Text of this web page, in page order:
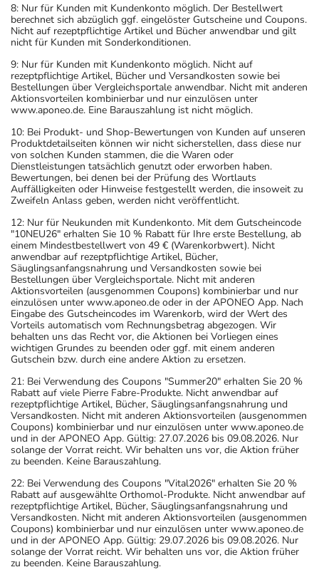
8: Nur für Kunden mit Kundenkonto möglich. Der Bestellwert
berechnet sich abzüglich ggf. eingelöster Gutscheine und Coupons.
Nicht auf rezeptpflichtige Artikel und Bücher anwendbar und gilt
nicht für Kunden mit Sonderkonditionen.
9: Nur für Kunden mit Kundenkonto möglich. Nicht auf
rezeptpflichtige Artikel, Bücher und Versandkosten sowie bei
Bestellungen über Vergleichsportale anwendbar. Nicht mit anderen
Aktionsvorteilen kombinierbar und nur einzulösen unter
www.aponeo.de. Eine Barauszahlung ist nicht möglich.
10: Bei Produkt- und Shop-Bewertungen von Kunden auf unseren
Produktdetailseiten können wir nicht sicherstellen, dass diese nur
von solchen Kunden stammen, die die Waren oder
Dienstleistungen tatsächlich genutzt oder erworben haben.
Bewertungen, bei denen bei der Prüfung des Wortlauts
Auffälligkeiten oder Hinweise festgestellt werden, die insoweit zu
Zweifeln Anlass geben, werden nicht veröffentlicht.
12: Nur für Neukunden mit Kundenkonto. Mit dem Gutscheincode
"10NEU26" erhalten Sie 10 % Rabatt für Ihre erste Bestellung, ab
einem Mindestbestellwert von 49 € (Warenkorbwert). Nicht
anwendbar auf rezeptpflichtige Artikel, Bücher,
Säuglingsanfangsnahrung und Versandkosten sowie bei
Bestellungen über Vergleichsportale. Nicht mit anderen
Aktionsvorteilen (ausgenommen Coupons) kombinierbar und nur
einzulösen unter www.aponeo.de oder in der APONEO App. Nach
Eingabe des Gutscheincodes im Warenkorb, wird der Wert des
Vorteils automatisch vom Rechnungsbetrag abgezogen. Wir
behalten uns das Recht vor, die Aktionen bei Vorliegen eines
wichtigen Grundes zu beenden oder ggf. mit einem anderen
Gutschein bzw. durch eine andere Aktion zu ersetzen.
21: Bei Verwendung des Coupons "Summer20" erhalten Sie 20 %
Rabatt auf viele Pierre Fabre-Produkte. Nicht anwendbar auf
rezeptpflichtige Artikel, Bücher, Säuglingsanfangsnahrung und
Versandkosten. Nicht mit anderen Aktionsvorteilen (ausgenommen
Coupons) kombinierbar und nur einzulösen unter www.aponeo.de
und in der APONEO App. Gültig: 27.07.2026 bis 09.08.2026. Nur
solange der Vorrat reicht. Wir behalten uns vor, die Aktion früher
zu beenden. Keine Barauszahlung.
22: Bei Verwendung des Coupons "Vital2026" erhalten Sie 20 %
Rabatt auf ausgewählte Orthomol-Produkte. Nicht anwendbar auf
rezeptpflichtige Artikel, Bücher, Säuglingsanfangsnahrung und
Versandkosten. Nicht mit anderen Aktionsvorteilen (ausgenommen
Coupons) kombinierbar und nur einzulösen unter www.aponeo.de
und in der APONEO App. Gültig: 29.07.2026 bis 09.08.2026. Nur
solange der Vorrat reicht. Wir behalten uns vor, die Aktion früher
zu beenden. Keine Barauszahlung.